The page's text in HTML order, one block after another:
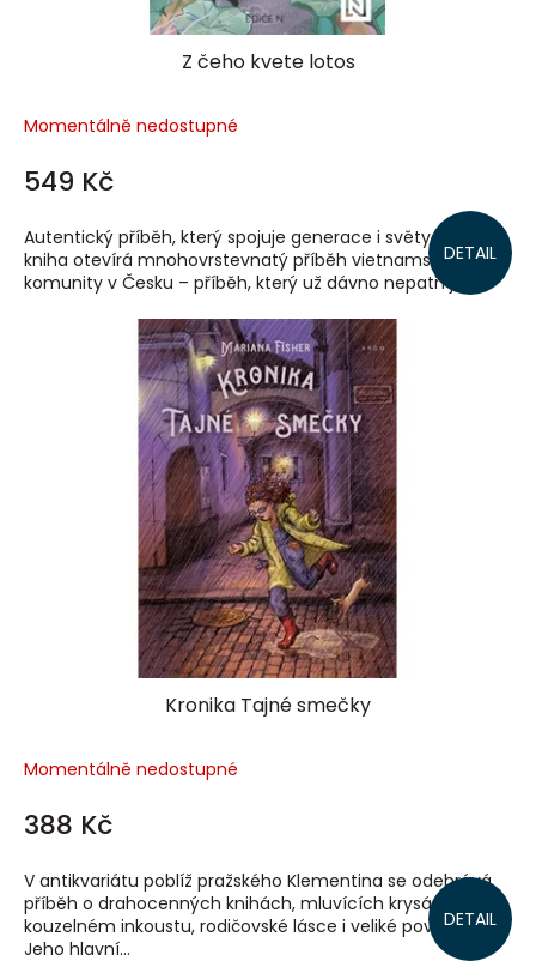
Z čeho kvete lotos
Momentálně nedostupné
549 Kč
DETAIL
Autentický příběh, který spojuje generace i světy Tato
kniha otevírá mnohovrstevnatý příběh vietnamské
komunity v Česku – příběh, který už dávno nepatří jen...
Kronika Tajné smečky
Momentálně nedostupné
388 Kč
DETAIL
V antikvariátu poblíž pražského Klementina se odehrává
příběh o drahocenných knihách, mluvících krysách,
kouzelném inkoustu, rodičovské lásce i veliké povodni.
Jeho hlavní...